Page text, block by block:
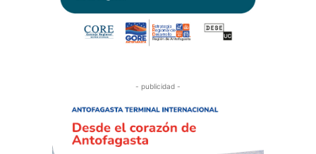
- publicidad -